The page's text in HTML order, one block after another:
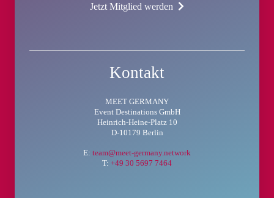
Jetzt Mitglied werden
Kontakt
MEET GERMANY
Event Destinations GmbH
Heinrich-Heine-Platz 10
D-10179 Berlin
E: team@meet-germany.network
T: +49 30 5697 7464